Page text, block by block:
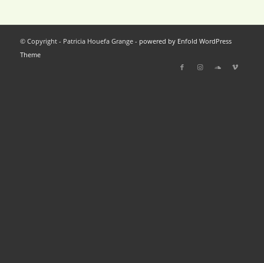
© Copyright - Patricia Houefa Grange - powered by Enfold WordPress
Theme